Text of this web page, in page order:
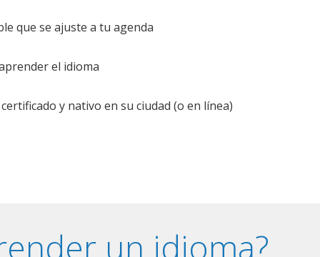
que se ajuste a tu agenda
el idioma
y nativo en su ciudad (o en línea)
un idioma?